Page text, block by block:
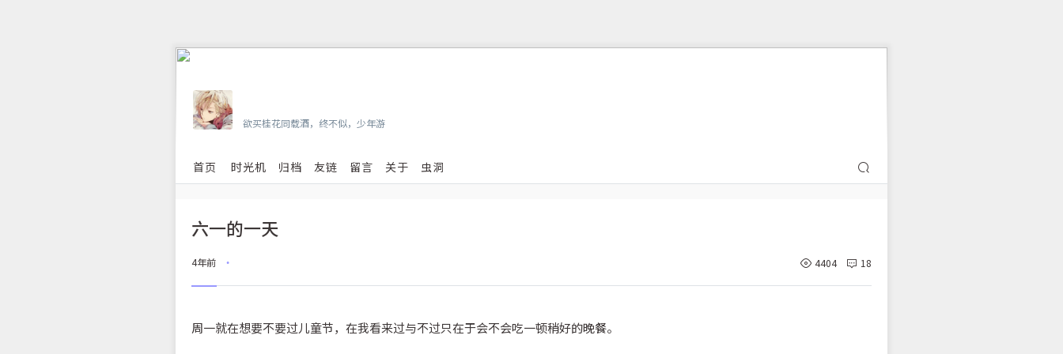
欲买桂花同载酒，终不似，少年游
首页 时光机 归档 友链 留言 关于 虫洞
六一的一天
4年前 • 4404 18
周一就在想要不要过儿童节，在我看来过与不过只在于会不会吃一顿稍好的晚餐。